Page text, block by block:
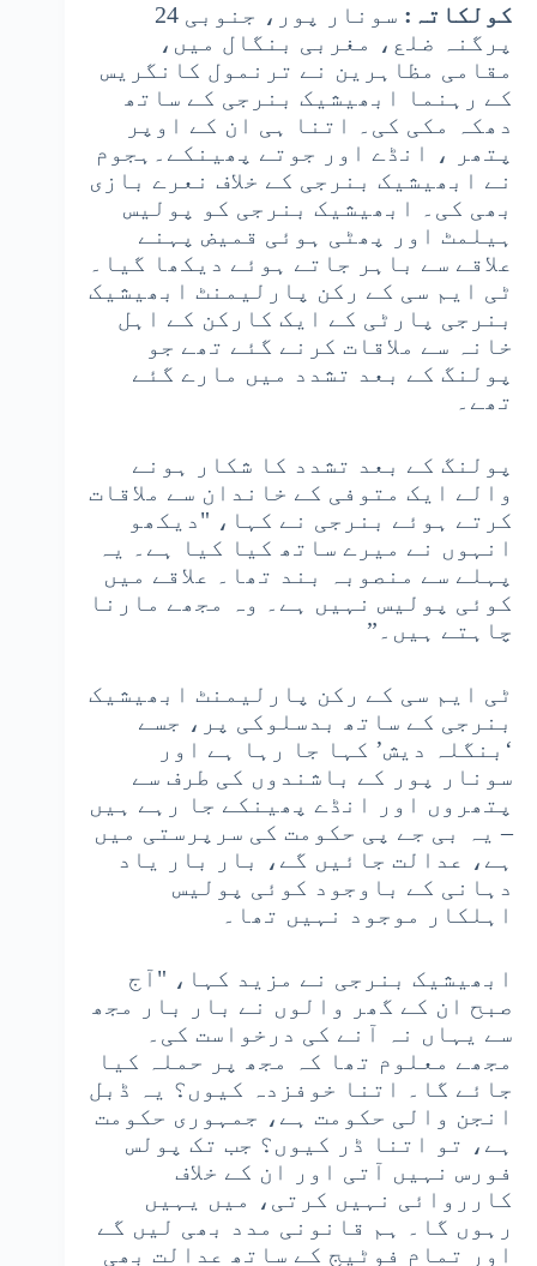
کولکاتہ:
سونار پور، جنوبی 24
پرگنہ ضلع، مغربی بنگال میں،
مقامی مظاہرین نے ترنمول کانگریس
کے رہنما ابھیشیک بنرجی کے ساتھ
دھکہ مکی کی۔ اتنا ہی ان کے اوپر
پتھر ، انڈے اور جوتے پھینکے۔ہجوم
نے ابھیشیک بنرجی کے خلاف نعرے بازی
بھی کی۔ ابھیشیک بنرجی کو پولیس
ہیلمٹ اور پھٹی ہوئی قمیض پہنے
علاقے سے باہر جاتے ہوئے دیکھا گیا۔
ٹی ایم سی کے رکن پارلیمنٹ ابھیشیک
بنرجی پارٹی کے ایک کارکن کے اہل
خانہ سے ملاقات کرنے گئے تھے جو
پولنگ کے بعد تشدد میں مارے گئے
تھے۔
پولنگ کے بعد تشدد کا شکار ہونے
والے ایک متوفی کے خاندان سے ملاقات
کرتے ہوئے بنرجی نے کہا، "دیکھو
انہوں نے میرے ساتھ کیا کیا ہے۔ یہ
پہلے سے منصوبہ بند تھا۔ علاقے میں
کوئی پولیس نہیں ہے۔ وہ مجھے مارنا
چاہتے ہیں۔”
ٹی ایم سی کے رکن پارلیمنٹ ابھیشیک
بنرجی کے ساتھ بدسلوکی پر، جسے
‘بنگلہ دیش’ کہا جا رہا ہے اور
سونار پور کے باشندوں کی طرف سے
پتھروں اور انڈے پھینکے جا رہے ہیں
– یہ بی جے پی حکومت کی سرپرستی میں
ہے، عدالت جائیں گے، بار بار یاد
دہانی کے باوجود کوئی پولیس
اہلکار موجود نہیں تھا۔
ابھیشیک بنرجی نے مزید کہا، "آج
صبح ان کے گھر والوں نے بار بار مجھ
سے یہاں نہ آنے کی درخواست کی۔
مجھے معلوم تھا کہ مجھ پر حملہ کیا
جائے گا۔ اتنا خوفزدہ کیوں؟ یہ ڈبل
انجن والی حکومت ہے، جمہوری حکومت
ہے، تو اتنا ڈر کیوں؟ جب تک پولس
فورس نہیں آتی اور ان کے خلاف
کارروائی نہیں کرتی، میں یہیں
رہوں گا۔ ہم قانونی مدد بھی لیں گے
اور تمام فوٹیج کے ساتھ عدالت بھی